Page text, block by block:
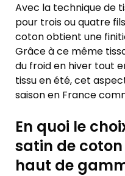
Avec la technique de
pour trois ou quatre
coton obtient une
Grâce à ce même
du froid en hiver tout
tissu en été, cet
saison en France
En quoi le
satin de
haut de